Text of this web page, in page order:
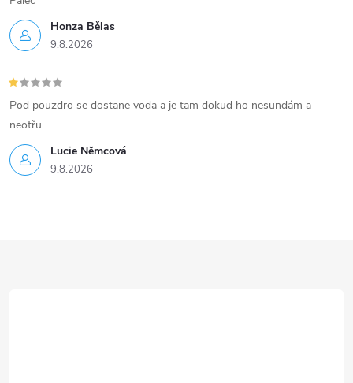
Honza Bělas
9.8.2026
Lucie Nĕmcová
9.8.2026
Pod pouzdro se dostane voda a je tam dokud ho nesundám a
neotřu.